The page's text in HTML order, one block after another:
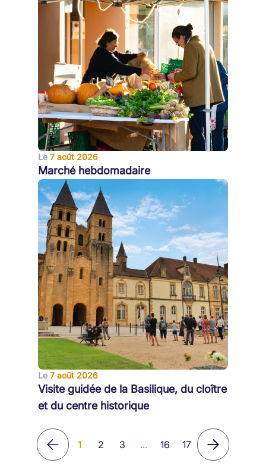
Le 7 août 2026
Marché hebdomadaire
Le 7 août 2026
Visite guidée de la Basilique, du cloître
et du centre historique
1 2 3 ... 16 17